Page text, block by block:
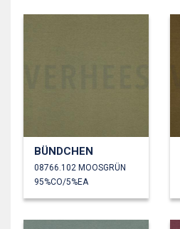
BÜNDCHEN
08766.102 MOOSGRÜN
95%CO/5%EA